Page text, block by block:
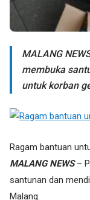
MALANG
membuka
untuk korban
Ragam bantuan
MALANG NEWS–
santunan dan
Malang.